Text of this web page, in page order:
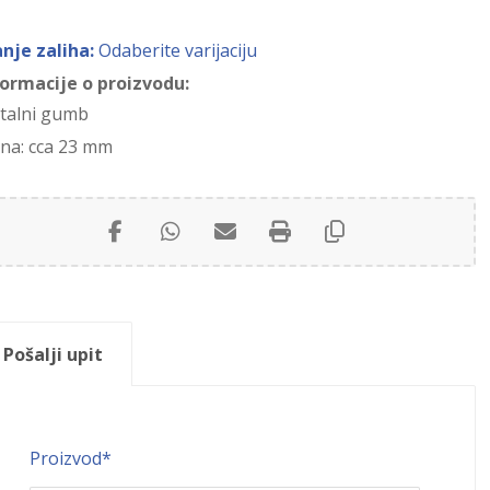
zaliha: Odaberite varijaciju
o proizvodu:
gumb
cca 23 mm
Pošalji upit
Proizvod*